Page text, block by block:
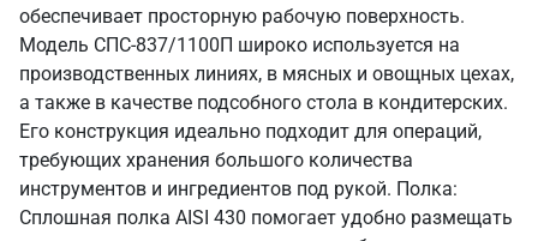
обеспечивает просторную рабочую поверхность.
Модель СПС-837/1100П широко используется на
производственных линиях, в мясных и овощных цехах,
а также в качестве подсобного стола в кондитерских.
Его конструкция идеально подходит для операций,
требующих хранения большого количества
инструментов и ингредиентов под рукой. Полка:
Сплошная полка AISI 430 помогает удобно размещать